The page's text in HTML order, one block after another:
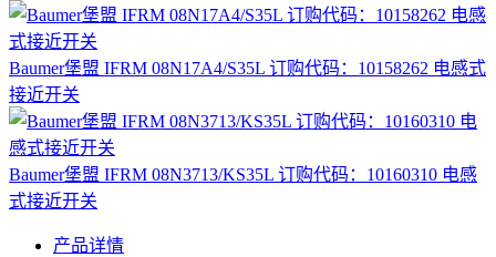
Baumer堡盟 IFRM 08N17A4/S35L 订购代码：10158262 电感式
接近开关
Baumer堡盟 IFRM 08N3713/KS35L 订购代码：10160310 电感
式接近开关
产品详情